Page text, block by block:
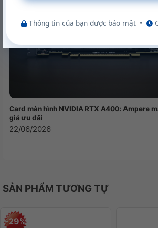
Thông tin của bạn được bảo mật •
tay, đặc biệt với thiết kế đối xứng
có thể sử dụng cho cả người thuận
người dùng thuận tay phải.
Không chỉ nổi tiếng với những dòng
Card màn hình NVIDIA RTX A400: Ampere
giá ưu đãi
22/06/2026
SẢN PHẨM TƯƠNG TỰ
-29%